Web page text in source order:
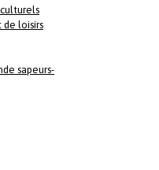
de loisirs
sapeurs-